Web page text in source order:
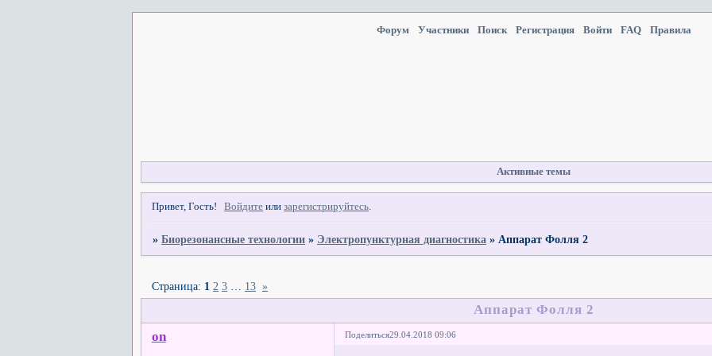
Форум Участники Поиск Регистрация Войти FAQ Правила
Активные темы
Привет, Гость! Войдите илизарегистрируйтесь.
»Биорезонансные технологии » Электропунктурная диагностика » Аппарат Фолля 2
Аппарат Фолля 2
Страница: 1 2 3 13 »
Поделиться29.04.2018 09:06
on